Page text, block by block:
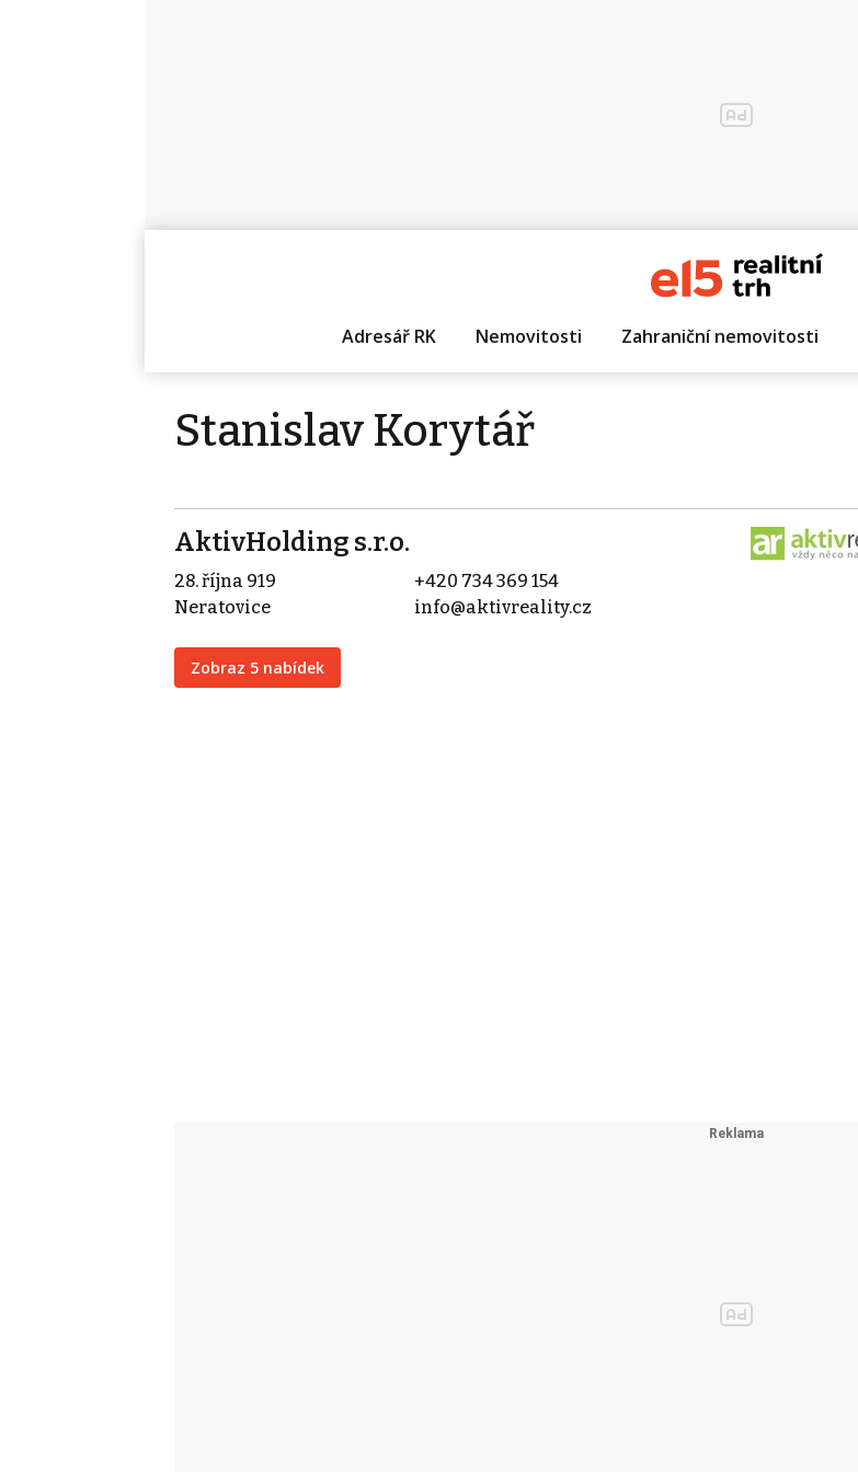
Adresář RK Nemovitosti Zahraniční nemovitosti
Stanislav Korytář
AktivHolding s.r.o.
28. října 919
Neratovice
Zobraz 5 nabídek
+420 734 369 154
info@aktivreality.cz